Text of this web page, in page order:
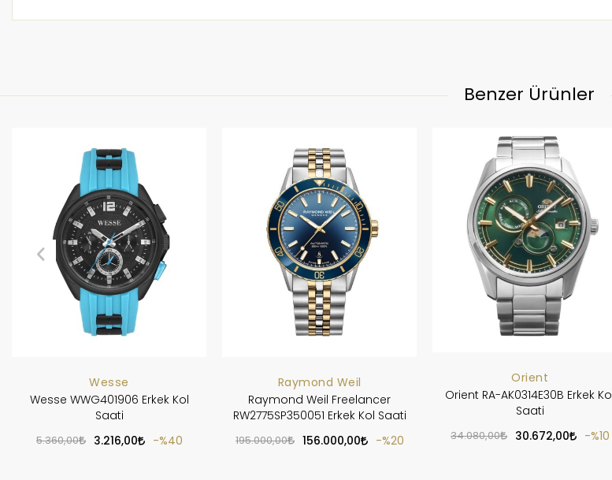
Benzer Ürünler
Wesse
Wesse WWG401906 Erkek Kol
Saati
5.360,00 3.216,00 %40
Raymond Weil
Raymond Weil Freelancer
RW2775SP350051 Erkek Kol Saati
195.000,00 156.000,00 %20
Orient
Orient RA-AK0314E30B Erkek Kol
Saati
34.080,00 30.672,00 %10